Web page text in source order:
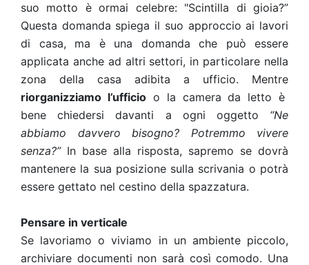
suo motto è ormai celebre: "Scintilla di gioia?”
Questa domanda spiega il suo approccio ai lavori
di casa, ma è una domanda che può essere
applicata anche ad altri settori, in particolare nella
zona della casa adibita a ufficio. Mentre
riorganizziamo l’ufficioo la camera da letto è
bene chiedersi davanti a ogni oggetto “Ne
abbiamo davvero bisogno? Potremmo vivere
senza?”In base alla risposta, sapremo se dovrà
mantenere la sua posizione sulla scrivania o potrà
essere gettato nel cestino della spazzatura.
Pensare in verticale
Se lavoriamo o viviamo in un ambiente piccolo,
archiviare documenti non sarà così comodo. Una